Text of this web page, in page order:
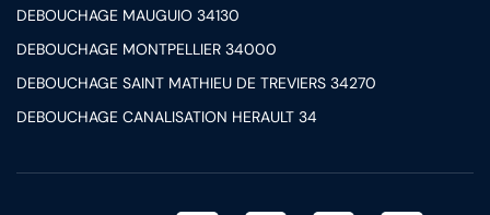
DEBOUCHAGE MAUGUIO 34130
DEBOUCHAGE MONTPELLIER 34000
DEBOUCHAGE SAINT MATHIEU DE TREVIERS 34270
DEBOUCHAGE CANALISATION HERAULT 34